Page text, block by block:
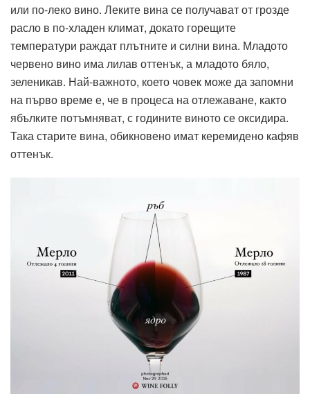
или по-леко вино. Леките вина се получават от грозде
расло в по-хладен климат, докато горещите
температури раждат плътните и силни вина. Младото
червено вино има лилав оттенък, а младото бяло,
зеленикав. Най-важното, което човек може да запомни
на първо време е, че в процеса на отлежаване, както
ябълките потъмняват, с годините виното се оксидира.
Така старите вина, обикновено имат керемидено кафяв
оттенък.